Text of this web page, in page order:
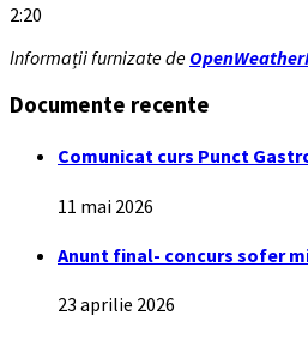
2:20
Informații furnizate de
Documente recente
Comunicat curs Punct
11 mai 2026
Anunt final- concurs sofer
23 aprilie 2026